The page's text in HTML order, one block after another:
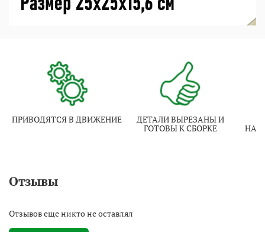
ПРИВОДЯТСЯ В ДВИЖЕНИЕ ДЕТАЛИ ВЫРЕЗАНЫ И
ГОТОВЫ К СБОРКЕ
Отзывы
Отзывов еще никто не оставлял